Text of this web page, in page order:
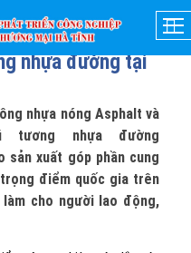
12-05-2022
xuất bê tông
nhựa đường tại
nhựa nóng Asphalt và
tương nhựa đường
sản xuất góp phần cung
điểm quốc gia trên
cho người lao động,